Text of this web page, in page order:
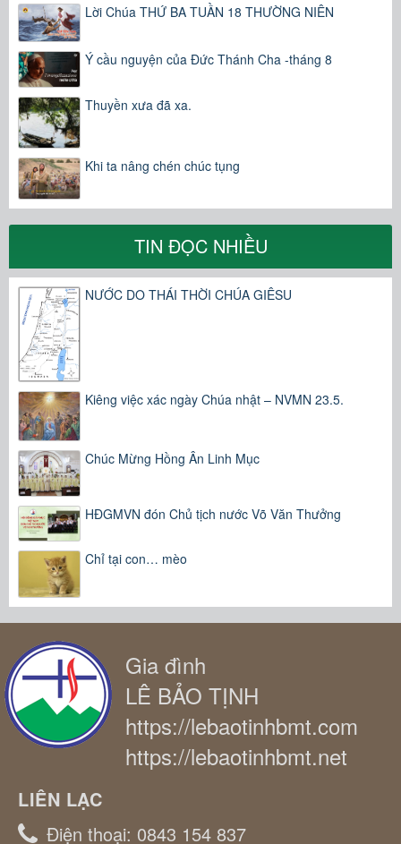
Lời Chúa THỨ BA TUẦN 18 THƯỜNG NIÊN
Ý cầu nguyện của Đức Thánh Cha -tháng 8
Thuyền xưa đã xa.
Khi ta nâng chén chúc tụng
TIN ĐỌC NHIỀU
NƯỚC DO THÁI THỜI CHÚA GIÊSU
Kiêng việc xác ngày Chúa nhật – NVMN 23.5.
Chúc Mừng Hồng Ân Linh Mục
HĐGMVN đón Chủ tịch nước Võ Văn Thưởng
Chỉ tại con… mèo
Gia đình
LÊ BẢO TỊNH
https://lebaotinhbmt.com
https://lebaotinhbmt.net
LIÊN LẠC
Điện thoại: 0843 154 837